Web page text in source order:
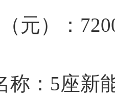
元）：
：5座新